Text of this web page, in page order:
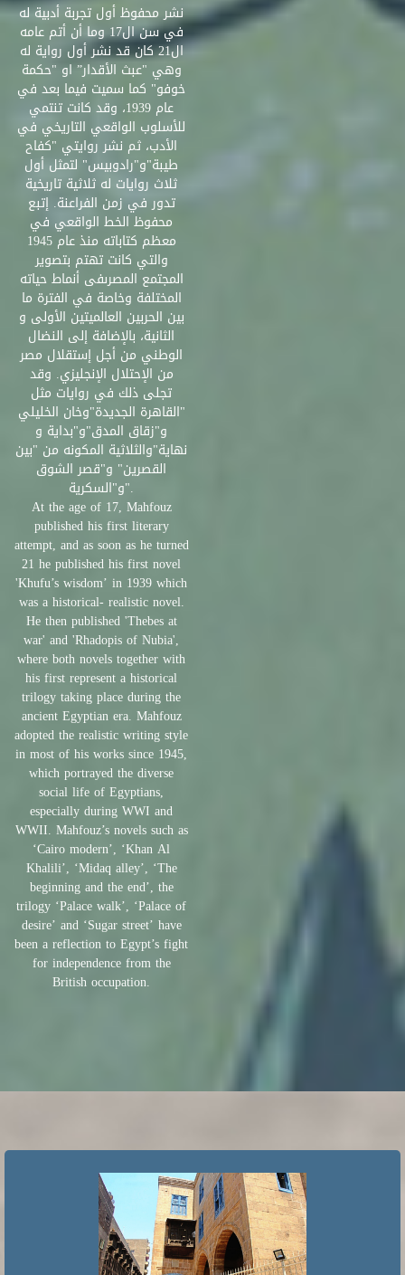
نشر محفوظ أول تجربة أدبية له
في سن ال17 وما أن أتم عامه
ال21 كان قد نشر أول رواية له
وهي "عبث الأقدار” او "حكمة
خوفو" كما سميت فيما بعد في
عام 1939، وقد كانت تنتمي
للأسلوب الواقعي التاريخي في
الأدب، ثم نشر روايتي "كفاح
طيبة"و"رادوبيس" لتمثل أول
ثلاث روايات له ثلاثية تاريخية
تدور في زمن الفراعنة. إتبع
محفوظ الخط الواقعي في
معظم كتاباته منذ عام 1945
والتي كانت تهتم بتصوير
المجتمع المصرىفى أنماط حياته
المختلفة وخاصة في الفترة ما
بين الحربين العالميتين الأولى و
الثانية، بالإضافة إلى النضال
الوطني من أجل إستقلال مصر
من الإحتلال الإنجليزي. وقد
تجلى ذلك في روايات مثل
"القاهرة الجديدة"وخان الخليلي
و"زقاق المدق"و"بداية و
نهاية"والثلاثية المكونه من "بين
القصرين" و"قصر الشوق
و"السكرية".
At the age of 17, Mahfouz
published his first literary
attempt, and as soon as he turned
21 he published his first novel
'Khufu’s wisdom’ in 1939 which
was a historical- realistic novel.
He then published 'Thebes at
war' and 'Rhadopis of Nubia',
where both novels together with
his first represent a historical
trilogy taking place during the
ancient Egyptian era. Mahfouz
adopted the realistic writing style
in most of his works since 1945,
which portrayed the diverse
social life of Egyptians,
especially during WWI and
WWII. Mahfouz’s novels such as
‘Cairo modern’, ‘Khan Al
Khalili’, ‘Midaq alley’, ‘The
beginning and the end’, the
trilogy ‘Palace walk’, ‘Palace of
desire’ and ‘Sugar street’ have
been a reflection to Egypt’s fight
for independence from the
British occupation.